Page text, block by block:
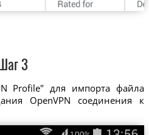
Шаг 3
Profile" для импорта файла
OpenVPN соединения к